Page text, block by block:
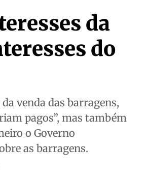
da
do
venda das barragens,
pagos”, mas também
o Governo
as barragens.